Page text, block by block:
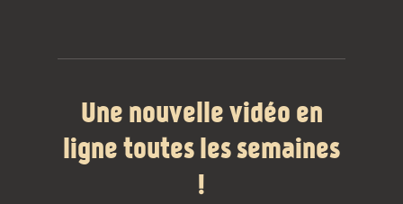
Une nouvelle vidéo en
ligne toutes les semaines
!